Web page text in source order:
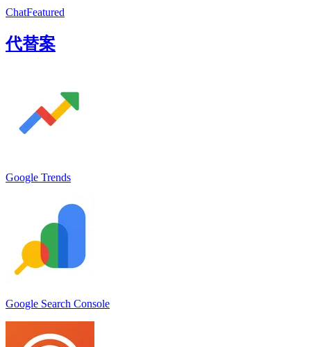
ChatFeatured
代替案
Google Trends
Google Search Console